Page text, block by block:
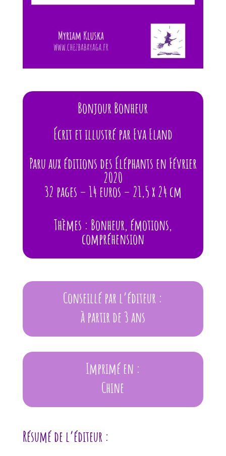
Bonjour Bonheur
Écrit et illustré par Eva Eland
Paru aux éditions des Éléphants en Février
2020
32 pages – 14 euros – 21,5 x 24 cm
Thèmes : Bonheur, émotions,
compréhension
Conseillé par l’éditeur :
à partir de 3 ans
Imprimé en :
Chine
Résumé de l’éditeur :